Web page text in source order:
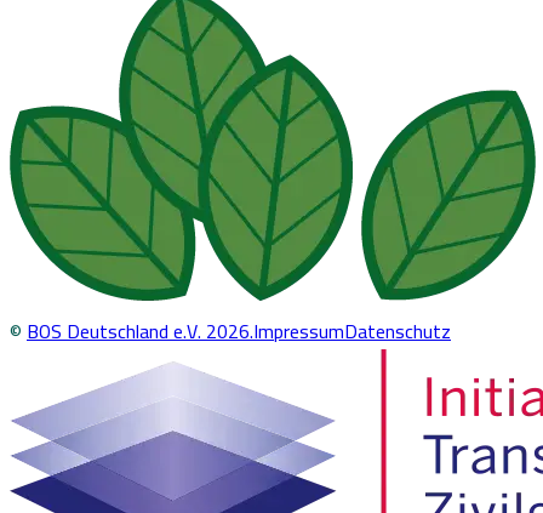
©BOS Deutschland e.V.2026.ImpressumDatenschutz